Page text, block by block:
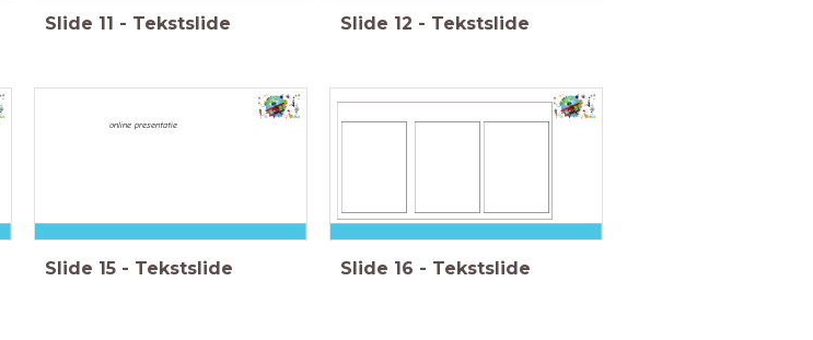
Slide 11 - Tekstslide Slide 12 - Tekstslide
online presentatie
Slide 15 - Tekstslide Slide 16 - Tekstslide